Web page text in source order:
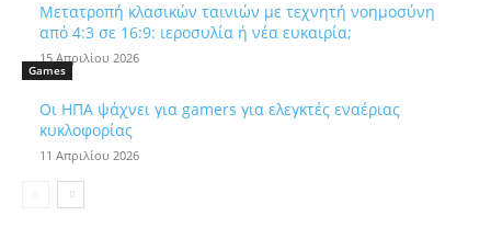
Μετατροπή κλασικών ταινιών με τεχνητή νοημοσύνη
από 4:3 σε 16:9: ιεροσυλία ή νέα ευκαιρία;
15 Απριλίου 2026
Games
Οι ΗΠΑ ψάχνει για gamers για ελεγκτές εναέριας
κυκλοφορίας
11 Απριλίου 2026